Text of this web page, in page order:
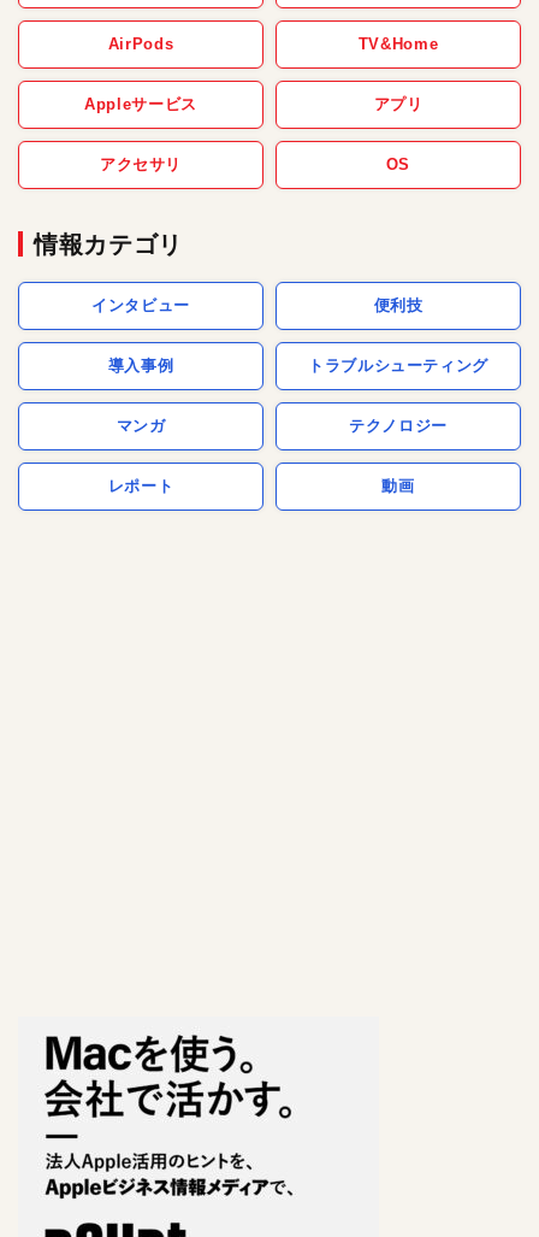
AirPods TV&Home
Appleサービス アプリ
アクセサリ OS
情報カテゴリ
インタビュー 便利技
導入事例 トラブルシューティング
マンガ テクノロジー
レポート 動画